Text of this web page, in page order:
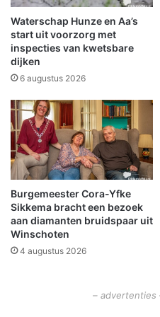
a
n
s
t
a
n
d
e
b
r
u
g
k
l
a
s
e
e
n
a
w
r
d
v
o
o
r
b
r
a
n
d
Waterschap Hunze en Aa’s
start uit voorzorg met
inspecties van kwetsbare
dijken
6 augustus 2026
Burgemeester Cora-Yfke
Sikkema bracht een bezoek
aan diamanten bruidspaar uit
Winschoten
4 augustus 2026
– advertenties